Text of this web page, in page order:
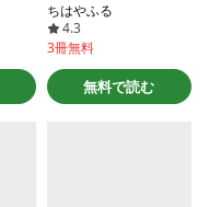
ちはやふる
4.3
3冊無料
無料で読む